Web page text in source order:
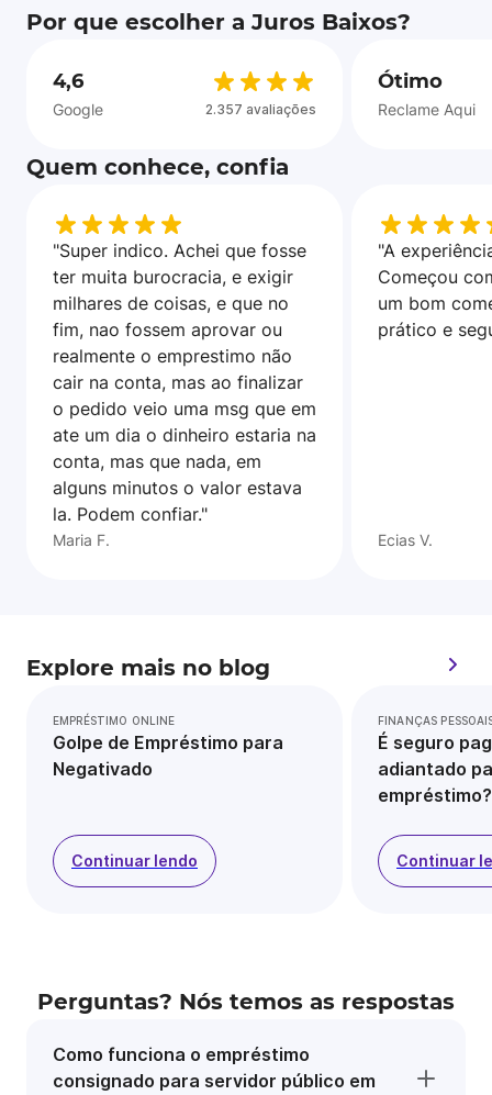
Por que escolher a Juros Baixos?
4,6
Google 2.357 avaliações
Ótimo
Reclame Aqui
Quem conhece, confia
"Super indico. Achei que fosse
ter muita burocracia, e exigir
milhares de coisas, e que no
fim, nao fossem aprovar ou
realmente o emprestimo não
cair na conta, mas ao finalizar
o pedido veio uma msg que em
ate um dia o dinheiro estaria na
conta, mas que nada, em
alguns minutos o valor estava
la. Podem confiar."
Maria F.
"A
Começou
um bom
prático e
Ecias V.
Explore mais no blog
EMPRÉSTIMO ONLINE
Golpe de Empréstimo para
Negativado
Continuar lendo
FINANÇAS
É seguro
adiantado
empréstimo?
Continuar
Perguntas? Nós temos as respostas
Como funciona o empréstimo
consignado para servidor público em